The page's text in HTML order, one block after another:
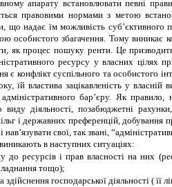
апарату встановлювати певні
правовими нормами з метою
що надає їм можливість суб’єктивного
особистого збагачення. Тому виникає
як процес пошуку ренти. Це
ресурсу у власних
є конфлікт суспільного та особистого
їй властива зацікавленість у
бар’єру. Як
діяльності, позабюджетні рахунки,
і державних преференцій,
нав’язувати свої, так звані, “
в наступних ситуаціях:
до ресурсів і прав власності на них
тощо);
господарської діяльності ( її